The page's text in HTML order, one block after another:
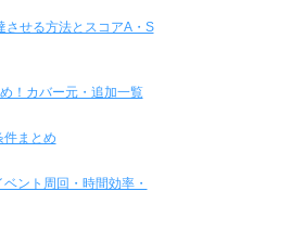
させる方法とスコアA・S
！カバー元・追加一覧
件まとめ
ント周回・時間効率・